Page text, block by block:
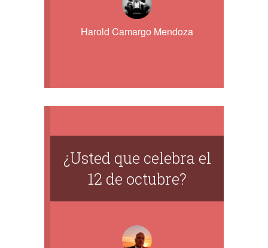
Harold Camargo Mendoza
¿Usted que celebra el
12 de octubre?